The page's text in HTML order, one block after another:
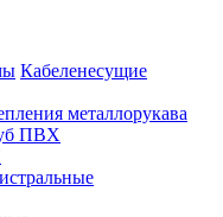
Кабеленесущие
металлорукава
ПВХ